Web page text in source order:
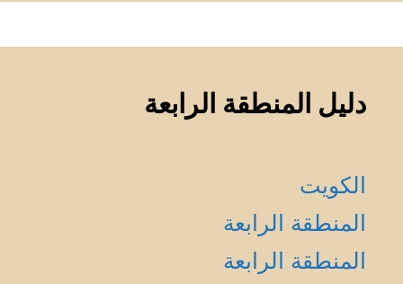
دليل المنطقة الرابعة
الكويت
المنطقة الرابعة
المنطقة الرابعة